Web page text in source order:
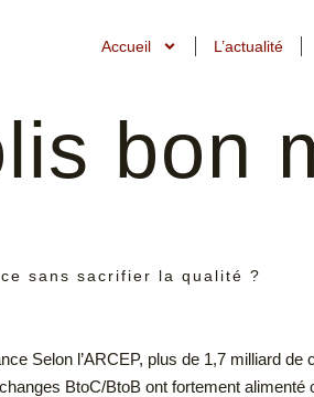
Accueil L’actualité
bon
sans sacrifier la qualité ?
Selon l’ARCEP, plus de 1,7 milliard
BtoC/BtoB ont fortement